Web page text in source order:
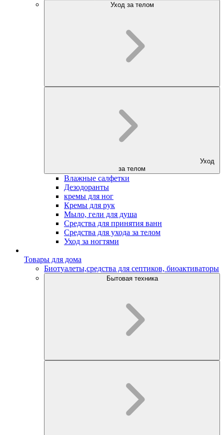
Уход за телом
Уход
за телом
Влажные салфетки
Дезодоранты
кремы для ног
Кремы для рук
Мыло, гели для душа
Средства для принятия ванн
Средства для ухода за телом
Уход за ногтями
Товары для дома
Биотуалеты,средства для септиков, биоактиваторы
Бытовая техника